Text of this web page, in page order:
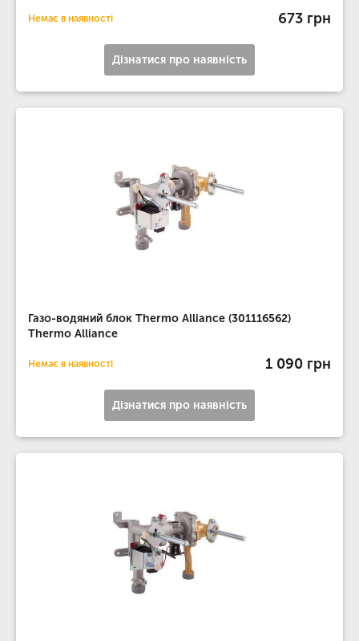
Немає в наявності 673 грн
Дізнатися про наявність
Газо-водяний блок Thermo Alliance (301116562)
Thermo Alliance
Немає в наявності 1 090 грн
Дізнатися про наявність